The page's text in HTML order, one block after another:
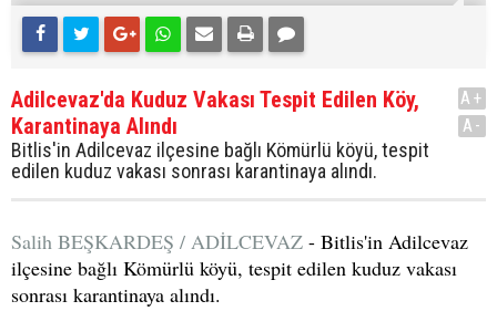
Adilcevaz'da Kuduz Vakası Tespit Edilen Köy,
Karantinaya Alındı
Bitlis'in Adilcevaz ilçesine bağlı Kömürlü köyü, tespit
edilen kuduz vakası sonrası karantinaya alındı.
A+
A-
Salih BEŞKARDEŞ / ADİLCEVAZ - Bitlis'in Adilcevaz
ilçesine bağlı Kömürlü köyü, tespit edilen kuduz vakası
sonrası karantinaya alındı.